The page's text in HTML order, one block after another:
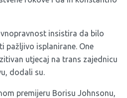
insistira da bilo
pažljivo isplanirane. One
utjecaj na trans zajednicu
dodali su.
premijeru Borisu Johnsonu,